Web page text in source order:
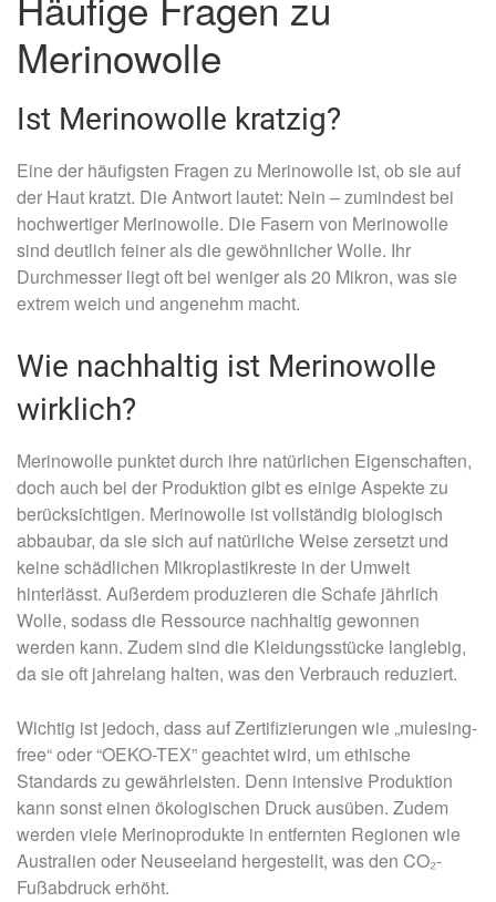
Merinowolle
Ist Merinowolle kratzig?
Eine der häufigsten Fragen zu Merinowolle ist, ob sie auf
der Haut kratzt. Die Antwort lautet: Nein – zumindest bei
hochwertiger Merinowolle. Die Fasern von Merinowolle
sind deutlich feiner als die gewöhnlicher Wolle. Ihr
Durchmesser liegt oft bei weniger als 20 Mikron, was sie
extrem weich und angenehm macht.
Wie nachhaltig ist Merinowolle
wirklich?
Merinowolle punktet durch ihre natürlichen Eigenschaften,
doch auch bei der Produktion gibt es einige Aspekte zu
berücksichtigen. Merinowolle ist vollständig biologisch
abbaubar, da sie sich auf natürliche Weise zersetzt und
keine schädlichen Mikroplastikreste in der Umwelt
hinterlässt. Außerdem produzieren die Schafe jährlich
Wolle, sodass die Ressource nachhaltig gewonnen
werden kann. Zudem sind die Kleidungsstücke langlebig,
da sie oft jahrelang halten, was den Verbrauch reduziert.
Wichtig ist jedoch, dass auf Zertifizierungen wie „mulesing-
free“ oder “OEKO-TEX” geachtet wird, um ethische
Standards zu gewährleisten. Denn intensive Produktion
kann sonst einen ökologischen Druck ausüben. Zudem
werden viele Merinoprodukte in entfernten Regionen wie
Australien oder Neuseeland hergestellt, was den CO₂-
Fußabdruck erhöht.